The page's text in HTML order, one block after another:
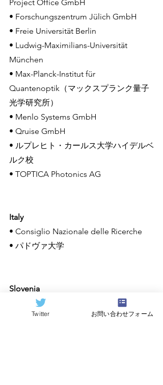
Project Office GmbH
• Forschungszentrum Jülich GmbH
• Freie Universität Berlin
• Ludwig-Maximilians-Universität
München
• Max-Planck-Institut für
Quantenoptik（マックスプランク量子
光学研究所）
• Menlo Systems GmbH
• Qruise GmbH
• ルプレヒト・カールス大学ハイデルベ
ルク校
• TOPTICA Photonics AG
Italy
• Consiglio Nazionale delle Ricerche
• パドヴァ大学
Slovenia
• Univerza v Ljubljani
Twitter お問い合わせフォーム